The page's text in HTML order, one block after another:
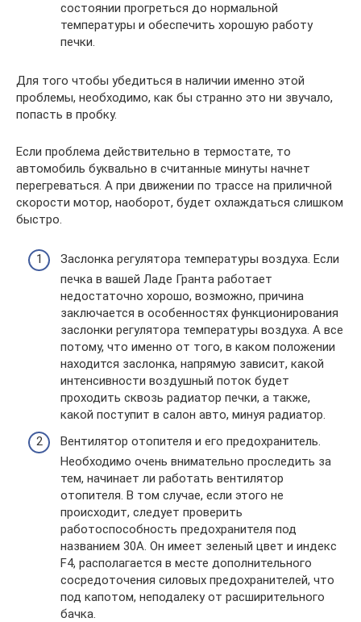
состоянии прогреться до нормальной
температуры и обеспечить хорошую работу
печки.
Для того чтобы убедиться в наличии именно этой
проблемы, необходимо, как бы странно это ни звучало,
попасть в пробку.
Если проблема действительно в термостате, то
автомобиль буквально в считанные минуты начнет
перегреваться. А при движении по трассе на приличной
скорости мотор, наоборот, будет охлаждаться слишком
быстро.
Заслонка регулятора температуры воздуха. Если
печка в вашей Ладе Гранта работает
недостаточно хорошо, возможно, причина
заключается в особенностях функционирования
заслонки регулятора температуры воздуха. А все
потому, что именно от того, в каком положении
находится заслонка, напрямую зависит, какой
интенсивности воздушный поток будет
проходить сквозь радиатор печки, а также,
какой поступит в салон авто, минуя радиатор.
Вентилятор отопителя и его предохранитель.
Необходимо очень внимательно проследить за
тем, начинает ли работать вентилятор
отопителя. В том случае, если этого не
происходит, следует проверить
работоспособность предохранителя под
названием 30А. Он имеет зеленый цвет и индекс
F4, располагается в месте дополнительного
сосредоточения силовых предохранителей, что
под капотом, неподалеку от расширительного
бачка.